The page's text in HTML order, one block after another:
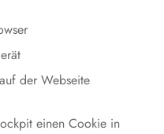
der Webseite
einen Cookie in